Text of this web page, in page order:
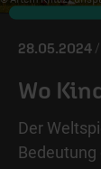
28.05.2024
Wo
Der
Bedeutung